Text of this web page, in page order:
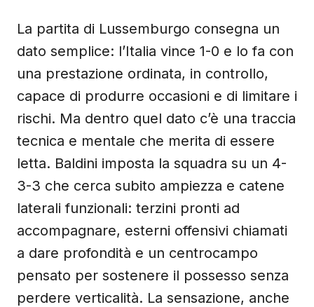
La partita di Lussemburgo consegna un
dato semplice: l’Italia vince 1-0 e lo fa con
una prestazione ordinata, in controllo,
capace di produrre occasioni e di limitare i
rischi. Ma dentro quel dato c’è una traccia
tecnica e mentale che merita di essere
letta. Baldini imposta la squadra su un 4-
3-3 che cerca subito ampiezza e catene
laterali funzionali: terzini pronti ad
accompagnare, esterni offensivi chiamati
a dare profondità e un centrocampo
pensato per sostenere il possesso senza
perdere verticalità. La sensazione, anche